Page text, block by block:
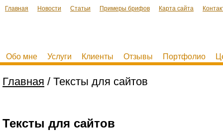
Главная Новости Статьи Примеры брифов Карта сайта
Обо мне Услуги Клиенты Отзывы Портфолио
Главная / Тексты для сайтов
Тексты для сайтов